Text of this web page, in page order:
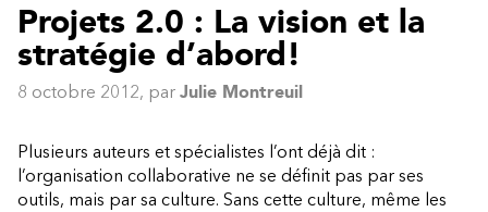
Sur mesure
À propos
Ressources
Projets 2.0 : La vision et la
stratégie d’abord!
8 octobre 2012, par Julie Montreuil
Plusieurs auteurs et spécialistes l’ont déjà dit :
l’organisation collaborative ne se définit pas par ses
outils, mais par sa culture. Sans cette culture, même les